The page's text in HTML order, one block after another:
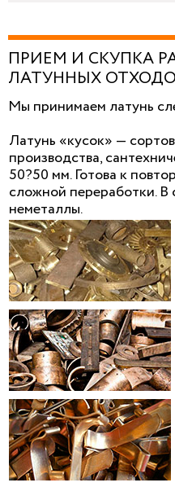
ПРИЕМ И СКУПКА
ЛАТУННЫХ
Мы принимаем латунь
Латунь «кусок» —
производства,
50?50 мм. Готова к
сложной переработки. В
неметаллы.